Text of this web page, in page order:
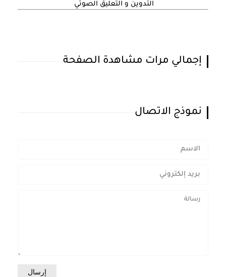
التدوين و التعليق الصوتي
إجمالي مرات مشاهدة الصفحة
نموذج الاتصال